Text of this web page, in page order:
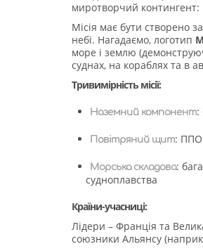
миротворчий контингент:
Місія має бути створено
небі. Нагадаємо, логотип
море і землю
суднах, на кораблях та в
Тривимірність місії:
Наземний компонент:
Повітряний щит: ППО
Морська складова:
судноплавства
Країни-учасниці:
Лідери – Франція та
союзники Альянсу